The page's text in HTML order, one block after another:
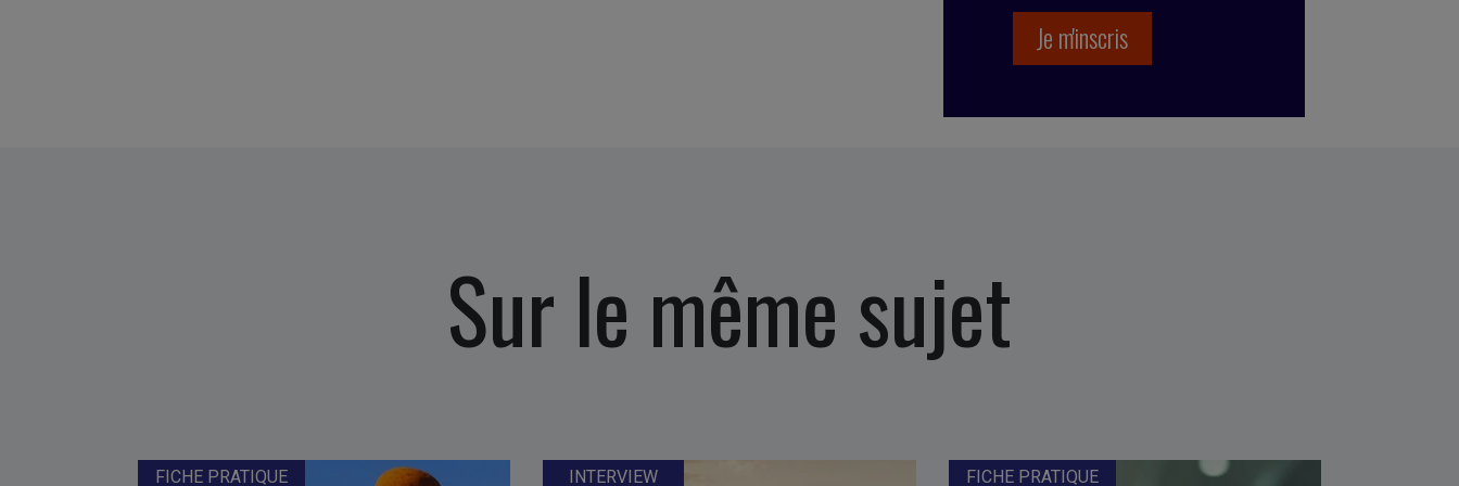
Sur le même sujet
FICHE PRATIQUE INTERVIEW FICHE PRATIQUE